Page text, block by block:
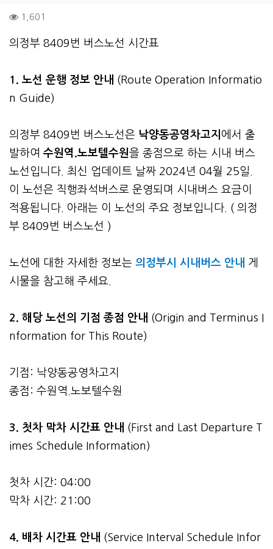
컨텐츠 정보
1,601
본문
의정부 8409번 버스노선 시간표
1. 노선 운행 정보 안내 (Route Operation Informatio
n Guide)
의정부 8409번 버스노선은 낙양동공영차고지 에서 출
발하여 수원역.노보텔수원 을 종점으로 하는 시내 버스
노선입니다. 최신 업데이트 날짜 2024년 04월 25일.
이 노선은 직행좌석버스로 운영되며 시내버스 요금이
적용됩니다. 아래는 이 노선의 주요 정보입니다. ( 의정
부 8409번 버스노선 )
노선에 대한 자세한 정보는 의정부시 시내버스 안내 게
시물을 참고해 주세요.
2. 해당 노선의 기점 종점 안내 (Origin and Terminus I
nformation for This Route)
기점: 낙양동공영차고지
종점: 수원역.노보텔수원
3. 첫차 막차 시간표 안내 (First and Last Departure T
imes Schedule Information)
첫차 시간: 04:00
막차 시간: 21:00
4. 배차 시간표 안내 (Service Interval Schedule Infor